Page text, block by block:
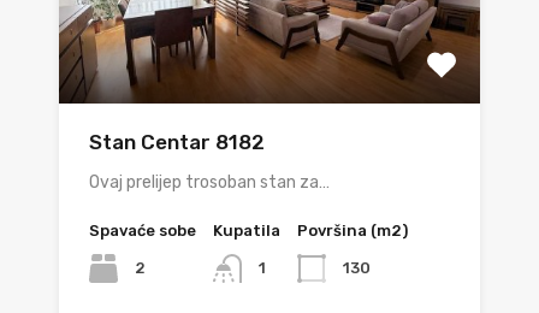
Stan Centar 8182
Ovaj prelijep trosoban stan za…
Spavaće sobe
2
Kupatila
1
Površina (m2)
130